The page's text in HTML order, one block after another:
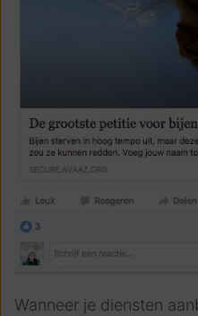
Wanneer je diensten